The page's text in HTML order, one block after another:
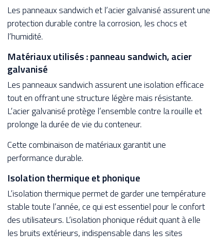
Les panneaux sandwich et l’acier galvanisé assurent une
protection durable contre la corrosion, les chocs et
l’humidité.
Matériaux utilisés : panneau sandwich, acier
galvanisé
Les panneaux sandwich assurent une isolation efficace
tout en offrant une structure légère mais résistante.
L’acier galvanisé protège l’ensemble contre la rouille et
prolonge la durée de vie du conteneur.
Cette combinaison de matériaux garantit une
performance durable.
Isolation thermique et phonique
L’isolation thermique permet de garder une température
stable toute l’année, ce qui est essentiel pour le confort
des utilisateurs. L’isolation phonique réduit quant à elle
les bruits extérieurs, indispensable dans les sites